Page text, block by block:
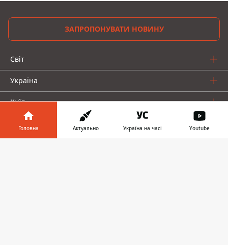
ЗАПРОПОНУВАТИ НОВИНУ
Світ
Україна
Київ
Головна Актуально Україна на часі Youtube